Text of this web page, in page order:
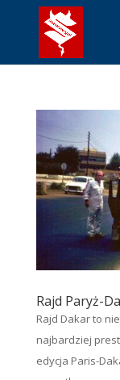
Rajd Paryż-
Rajd Dakar to
najbardziej
edycja Paris-